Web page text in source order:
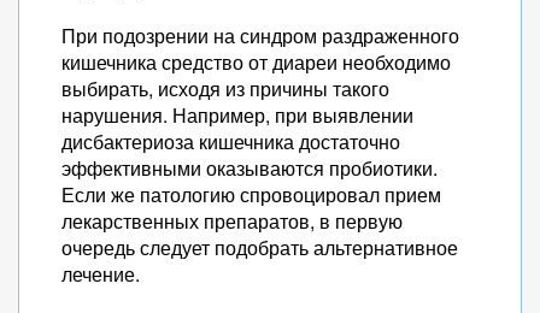
При подозрении на синдром раздраженного
кишечника средство от диареи необходимо
выбирать, исходя из причины такого
нарушения. Например, при выявлении
дисбактериоза кишечника достаточно
эффективными оказываются пробиотики.
Если же патологию спровоцировал прием
лекарственных препаратов, в первую
очередь следует подобрать альтернативное
лечение.